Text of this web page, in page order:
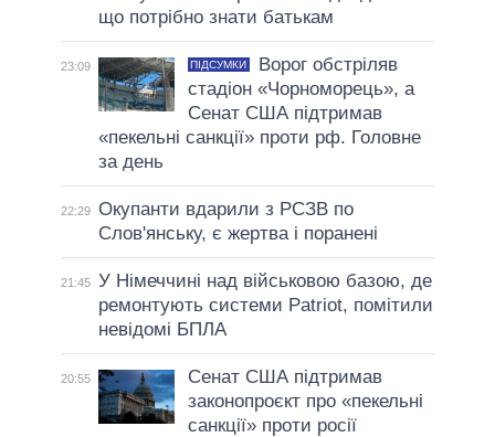
що потрібно знати батькам
23:09 ПІДСУМКИ
Ворог обстріляв
стадіон «Чорноморець», а
Сенат США підтримав
«пекельні санкції» проти рф. Головне
за день
22:29 Окупанти вдарили з РСЗВ по
Слов'янську, є жертва і поранені
21:45 У Німеччині над військовою базою, де
ремонтують системи Patriot, помітили
невідомі БПЛА
20:55
Сенат США підтримав
законопроєкт про «пекельні
санкції» проти росії